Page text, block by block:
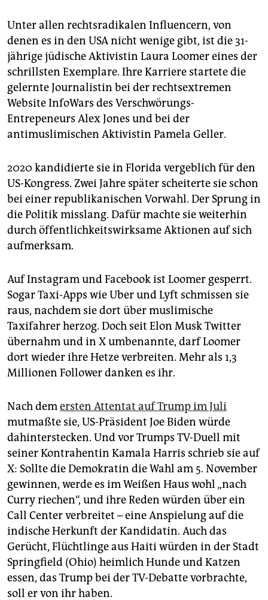
Unter allen rechtsradikalen Influencern, von
denen es in den USA nicht wenige gibt, ist die 31-
jährige jüdische Aktivistin Laura Loomer eines der
schrillsten Exemplare. Ihre Karriere startete die
gelernte Journalistin bei der rechtsextremen
Website InfoWars des Verschwörungs-
Entrepeneurs Alex Jones und bei der
antimuslimischen Aktivistin Pamela Geller.
2020 kandidierte sie in Florida vergeblich für den
US-Kongress. Zwei Jahre später scheiterte sie schon
bei einer republikanischen Vorwahl. Der Sprung in
die Politik misslang. Dafür machte sie weiterhin
durch öffentlichkeitswirksame Aktionen auf sich
aufmerksam.
Auf Instagram und Facebook ist Loomer gesperrt.
Sogar Taxi-Apps wie Uber und Lyft schmissen sie
raus, nachdem sie dort über muslimische
Taxifahrer herzog. Doch seit Elon Musk Twitter
übernahm und in X umbenannte, darf Loomer
dort wieder ihre Hetze verbreiten. Mehr als 1,3
Millionen Follower danken es ihr.
Nach demersten Attentat auf Trump im Juli
mutmaßte sie, US-Präsident Joe Biden würde
dahinterstecken. Und vor Trumps TV-Duell mit
seiner Kontrahentin Kamala Harris schrieb sie auf
X: Sollte die Demokratin die Wahl am 5. November
gewinnen, werde es im Weißen Haus wohl „nach
Curry riechen“, und ihre Reden würden über ein
Call Center verbreitet – eine Anspielung auf die
indische Herkunft der Kandidatin. Auch das
Gerücht, Flüchtlinge aus Haiti würden in der Stadt
Springfield (Ohio) heimlich Hunde und Katzen
essen, das Trump bei der TV-Debatte vorbrachte,
soll er von ihr haben.